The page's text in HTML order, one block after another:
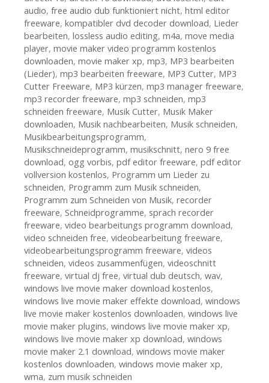
audio, free audio dub funktioniert nicht, html editor
freeware, kompatibler dvd decoder download, Lieder
bearbeiten, lossless audio editing, m4a, move media
player, movie maker video programm kostenlos
downloaden, movie maker xp, mp3, MP3 bearbeiten
(Lieder), mp3 bearbeiten freeware, MP3 Cutter, MP3
Cutter Freeware, MP3 kürzen, mp3 manager freeware,
mp3 recorder freeware, mp3 schneiden, mp3
schneiden freeware, Musik Cutter, Musik Maker
downloaden, Musik nachbearbeiten, Musik schneiden,
Musikbearbeitungsprogramm,
Musikschneideprogramm, musikschnitt, nero 9 free
download, ogg vorbis, pdf editor freeware, pdf editor
vollversion kostenlos, Programm um Lieder zu
schneiden, Programm zum Musik schneiden,
Programm zum Schneiden von Musik, recorder
freeware, Schneidprogramme, sprach recorder
freeware, video bearbeitungs programm download,
video schneiden free, videobearbeitung freeware,
videobearbeitungsprogramm freeware, videos
schneiden, videos zusammenfügen, videoschnitt
freeware, virtual dj free, virtual dub deutsch, wav,
windows live movie maker download kostenlos,
windows live movie maker effekte download, windows
live movie maker kostenlos downloaden, windows live
movie maker plugins, windows live movie maker xp,
windows live movie maker xp download, windows
movie maker 2.1 download, windows movie maker
kostenlos downloaden, windows movie maker xp,
wma, zum musik schneiden